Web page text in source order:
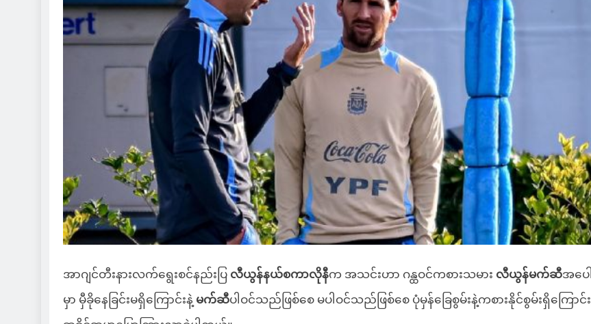
အာဂျင်တီးနားလက်ရွေးစင်နည်းပြ လီယွန်နယ်စကာလိုနီက အသင်းဟာ ဂန္ထဝင်ကစားသမား လီယွန်မက်ဆီအပေါ်
မှာ မှီခိုနေခြင်းမရှိကြောင်းနဲ့ မက်ဆီပါဝင်သည်ဖြစ်စေ မပါဝင်သည်ဖြစ်စေ ပုံမှန်ခြေစွမ်းနဲ့ကစားနိုင်စွမ်းရှိကြောင်း